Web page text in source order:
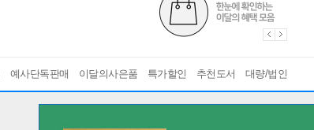
예사단독판매 이달의사은품 특가할인 추천도서 대량/법인